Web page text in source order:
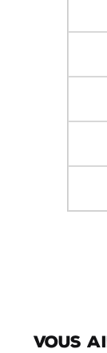
Vous